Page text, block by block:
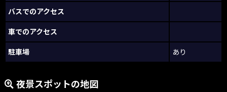
バスでのアクセス
車でのアクセス
駐車場 あり
夜景スポットの地図